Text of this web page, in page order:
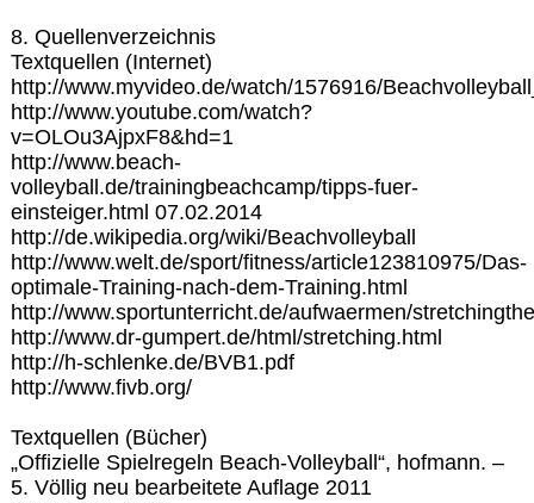
8. Quellenverzeichnis
Textquellen (Internet)
http://www.myvideo.de/watch/1576916/
http://www.youtube.com/watch?
v=OLOu3AjpxF8&hd=1
http://www.beach-
volleyball.de/trainingbeachcamp/tipps-fuer-
einsteiger.html 07.02.2014
http://de.wikipedia.org/wiki/Beachvolleyball
http://www.welt.de/sport/fitness/article123810975/Das-
optimale-Training-nach-dem-Training.html
http://www.sportunterricht.de/aufwaermen/
http://www.dr-gumpert.de/html/stretching.html
http://h-schlenke.de/BVB1.pdf
http://www.fivb.org/
Textquellen (Bücher)
„Offizielle Spielregeln Beach-Volleyball“, hofmann. –
5. Völlig neu bearbeitete Auflage 2011